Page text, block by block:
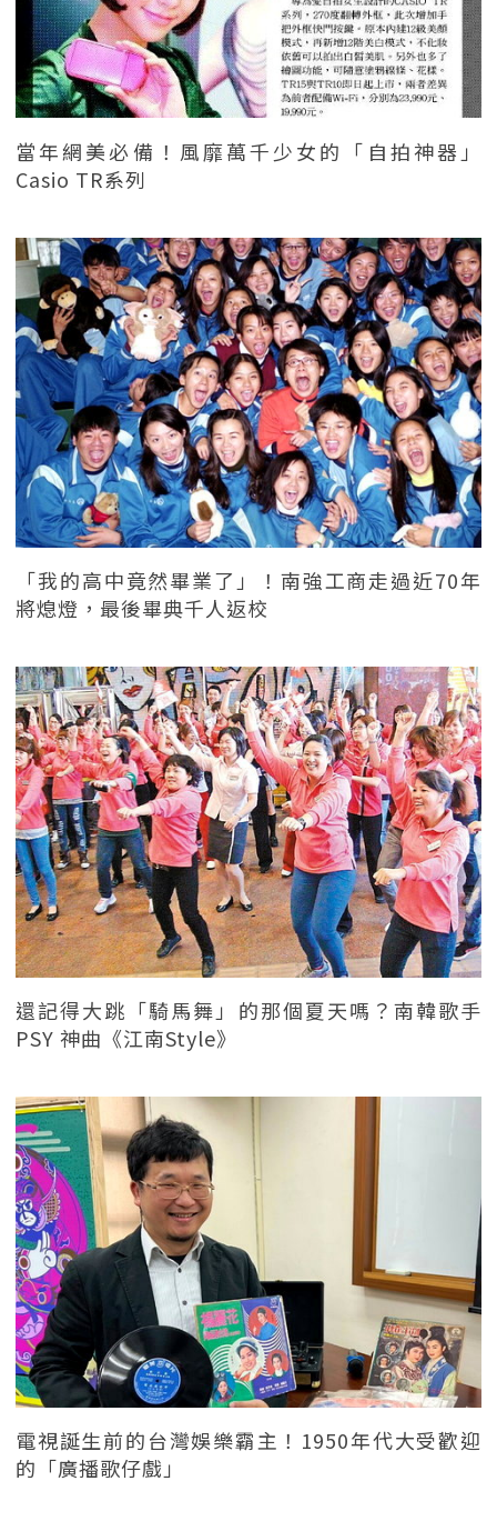
當年網美必備！風靡萬千少女的「自拍神器」
Casio TR系列
「我的高中竟然畢業了」！南強工商走過近70年
將熄燈，最後畢典千人返校
還記得大跳「騎馬舞」的那個夏天嗎？南韓歌手
PSY 神曲《江南Style》
電視誕生前的台灣娛樂霸主！1950年代大受歡迎
的「廣播歌仔戲」